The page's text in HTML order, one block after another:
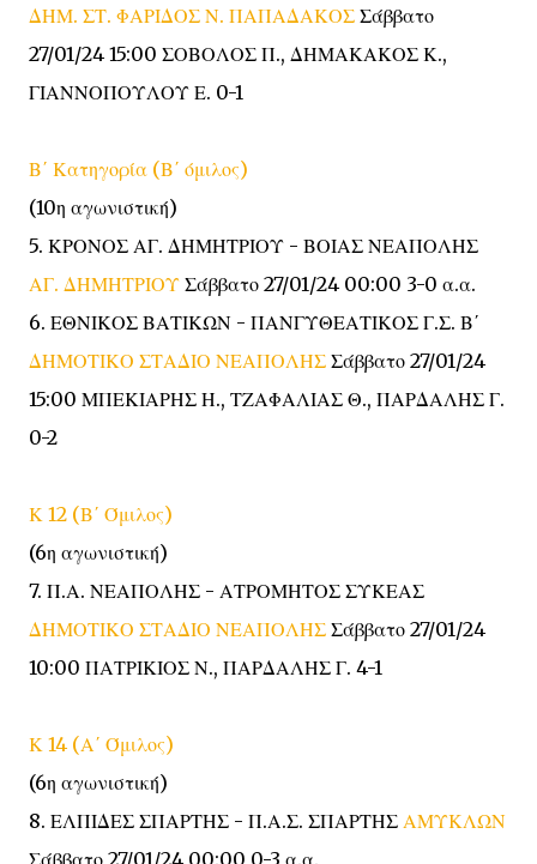
ΔΗΜ. ΣΤ. ΦΑΡΙΔΟΣ Ν. ΠΑΠΑΔΑΚΟΣ Σάββατο
27/01/24 15:00 ΣΟΒΟΛΟΣ Π., ΔΗΜΑΚΑΚΟΣ Κ.,
ΓΙΑΝΝΟΠΟΥΛΟΥ Ε. 0-1
Β΄ Κατηγορία (Β΄ όμιλος)
(10η αγωνιστική)
5. ΚΡΟΝΟΣ ΑΓ. ΔΗΜΗΤΡΙΟΥ - ΒΟΙΑΣ ΝΕΑΠΟΛΗΣ
ΑΓ. ΔΗΜΗΤΡΙΟΥ Σάββατο 27/01/24 00:00 3-0 α.α.
6. ΕΘΝΙΚΟΣ ΒΑΤΙΚΩΝ - ΠΑΝΓΥΘΕΑΤΙΚΟΣ Γ.Σ. Β΄
ΔΗΜΟΤΙΚΟ ΣΤΑΔΙΟ ΝΕΑΠΟΛΗΣ Σάββατο 27/01/24
15:00 ΜΠΕΚΙΑΡΗΣ Η., ΤΖΑΦΑΛΙΑΣ Θ., ΠΑΡΔΑΛΗΣ Γ.
0-2
Κ 12 (Β΄ Όμιλος)
(6η αγωνιστική)
7. Π.Α. ΝΕΑΠΟΛΗΣ - ΑΤΡΟΜΗΤΟΣ ΣΥΚΕΑΣ
ΔΗΜΟΤΙΚΟ ΣΤΑΔΙΟ ΝΕΑΠΟΛΗΣ Σάββατο 27/01/24
10:00 ΠΑΤΡΙΚΙΟΣ Ν., ΠΑΡΔΑΛΗΣ Γ. 4-1
Κ 14 (Α΄ Όμιλος)
(6η αγωνιστική)
8. ΕΛΠΙΔΕΣ ΣΠΑΡΤΗΣ - Π.Α.Σ. ΣΠΑΡΤΗΣ ΑΜΥΚΛΩΝ
Σάββατο 27/01/24 00:00 0-3 α.α.